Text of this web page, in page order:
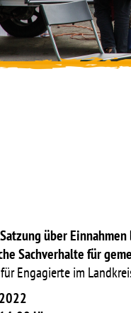
über
Sachverhalte für
Engagierte im